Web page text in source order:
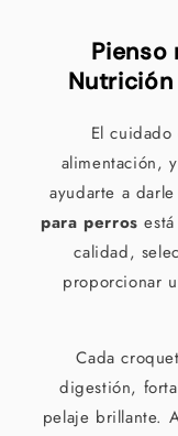
Pienso
El
alimentación,
ayudarte a
para perros
calidad,
proporcionar
Cada
digestión,
pelaje brillante.